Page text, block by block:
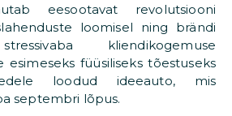
eesootavat revolutsiooni
loomisel ning brändi
kliendikogemuse
esimeseks füüsiliseks tõestuseks
loodud ideeauto, mis
septembri lõpus.